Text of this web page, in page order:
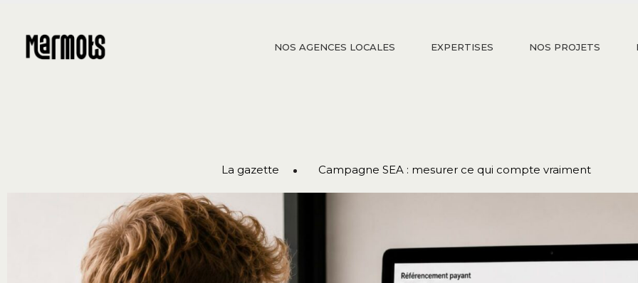
NOS AGENCES LOCALES EXPERTISES NOS PROJETS
La gazette Campagne SEA : mesurer ce qui compte vraiment